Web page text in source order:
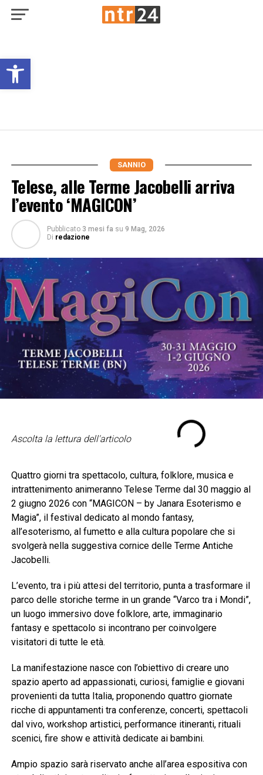
Open toolbar
SANNIO
Telese, alle Terme Jacobelli arriva
l’evento ‘MAGICON’
Pubblicato 3 mesi fa su 9 Mag, 2026
Di redazione
Ascolta la lettura dell'articolo
Quattro giorni tra spettacolo, cultura, folklore, musica e
intrattenimento animeranno Telese Terme dal 30 maggio al
2 giugno 2026 con “MAGICON – by Janara Esoterismo e
Magia”, il festival dedicato al mondo fantasy,
all’esoterismo, al fumetto e alla cultura popolare che si
svolgerà nella suggestiva cornice delle Terme Antiche
Jacobelli.
L’evento, tra i più attesi del territorio, punta a trasformare il
parco delle storiche terme in un grande “Varco tra i Mondi”,
un luogo immersivo dove folklore, arte, immaginario
fantasy e spettacolo si incontrano per coinvolgere
visitatori di tutte le età.
La manifestazione nasce con l’obiettivo di creare uno
spazio aperto ad appassionati, curiosi, famiglie e giovani
provenienti da tutta Italia, proponendo quattro giornate
ricche di appuntamenti tra conferenze, concerti, spettacoli
dal vivo, workshop artistici, performance itineranti, rituali
scenici, fire show e attività dedicate ai bambini.
Ampio spazio sarà riservato anche all’area espositiva con